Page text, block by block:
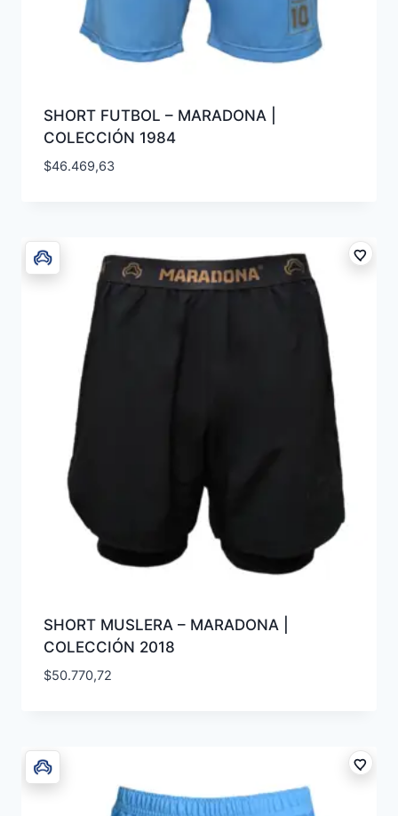
SHORT FUTBOL – MARADONA |
COLECCIÓN 1984
$46.469,63
SHORT MUSLERA – MARADONA |
COLECCIÓN 2018
$50.770,72